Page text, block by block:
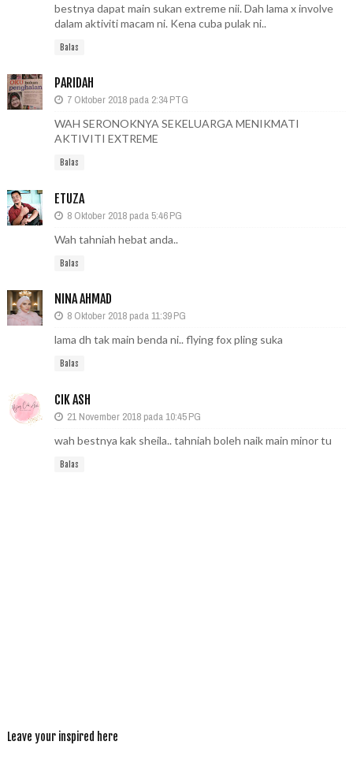
bestnya dapat main sukan extreme nii. Dah lama x involve
dalam aktiviti macam ni. Kena cuba pulak ni..
Balas
PARIDAH
7 Oktober 2018 pada 2:34 PTG
WAH SERONOKNYA SEKELUARGA MENIKMATI
AKTIVITI EXTREME
Balas
ETUZA
8 Oktober 2018 pada 5:46 PG
Wah tahniah hebat anda..
Balas
NINA AHMAD
8 Oktober 2018 pada 11:39 PG
lama dh tak main benda ni.. flying fox pling suka
Balas
CIK ASH
21 November 2018 pada 10:45 PG
wah bestnya kak sheila.. tahniah boleh naik main minor tu
Balas
Leave your inspired here